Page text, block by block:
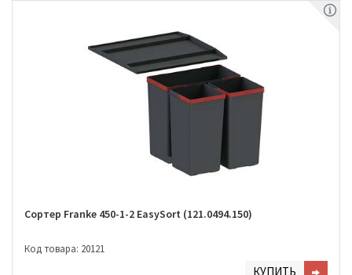
Сортер Franke 450-1-2 EasySort (121.0494.150)
Код товара: 20121
КУПИТЬ